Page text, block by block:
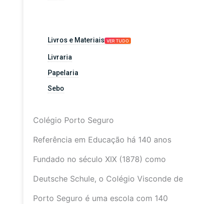
Livros e Materiais VER TUDO
Livraria
Papelaria
Sebo
Colégio Porto Seguro
Referência em Educação há 140 anos
Fundado no século XIX (1878) como
Deutsche Schule, o Colégio Visconde de
Porto Seguro é uma escola com 140